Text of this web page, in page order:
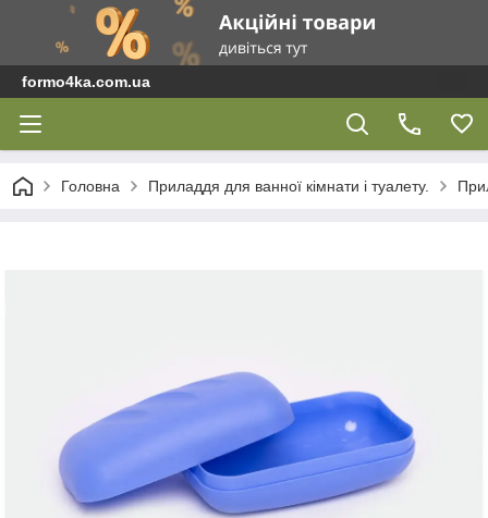
formo4ka.com.ua
Головна Приладдя для ванної кімнати і туалету.